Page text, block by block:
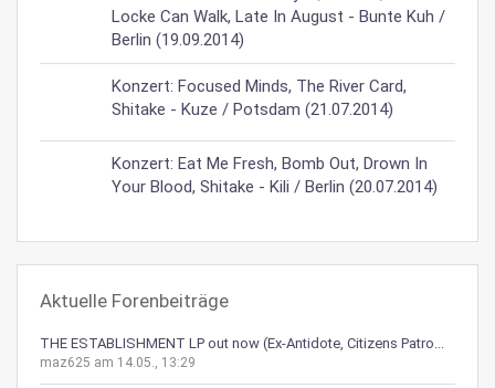
Locke Can Walk, Late In August - Bunte Kuh /
Berlin (19.09.2014)
Konzert: Focused Minds, The River Card,
Shitake - Kuze / Potsdam (21.07.2014)
Konzert: Eat Me Fresh, Bomb Out, Drown In
Your Blood, Shitake - Kili / Berlin (20.07.2014)
Aktuelle Forenbeiträge
THE ESTABLISHMENT LP out now (Ex-Antidote, Citizens Patro...
maz625 am 14.05., 13:29